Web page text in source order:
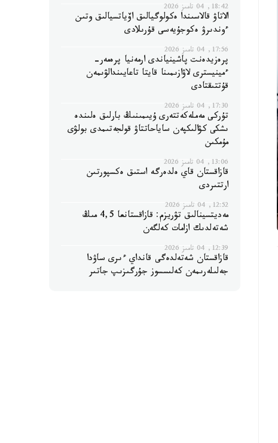
18:42, 04 تامىز 2026
الاتاۋ قالاسىندا ەكولوگيالىق اۆياتسيالىق وتىن
ءوندىرۋ ەكوجۇيەسى قۇرىلادى
17:56, 04 تامىز 2026
پرەزيدەنت پاشينياندى ارمەنيا پرەمەر-
ءمينيسترى لاۋازىمىنا قايتا تاعايىندالۋىمەن
قۇتتىقتادى
17:30, 04 تامىز 2026
تۇركى مەملەكەتتەرى ۇيىمىنىڭ بارلىق ەلىندە
ىشكى كۋالىكپەن ساياحاتتاۋ قولجەتىمدى بولۋى
مۇمكىن
13:06, 04 تامىز 2026
قازاقستان قاي ەلدەرگە استىق ەكسپورتىن
ارتتىردى
12:52, 04 تامىز 2026
مەديتسينالىق تۋريزم: قازاقستانعا 4,5 مىڭ
شەتەلدىك ازامات كەلگەن
12:39, 04 تامىز 2026
قازاقستان شەتەلدەگى قانداي ءىرى ساۋدا
جەلىلەرىمەن كەلىسسوز جۇرگىزىپ جاتىر